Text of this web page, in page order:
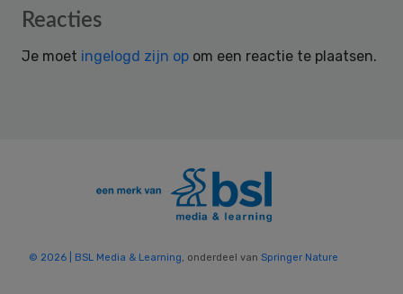
Reader
Reacties
Je moet ingelogd zijn op om een reactie te plaatsen.
© 2026 | BSL Media & Learning, onderdeel van Springer Nature